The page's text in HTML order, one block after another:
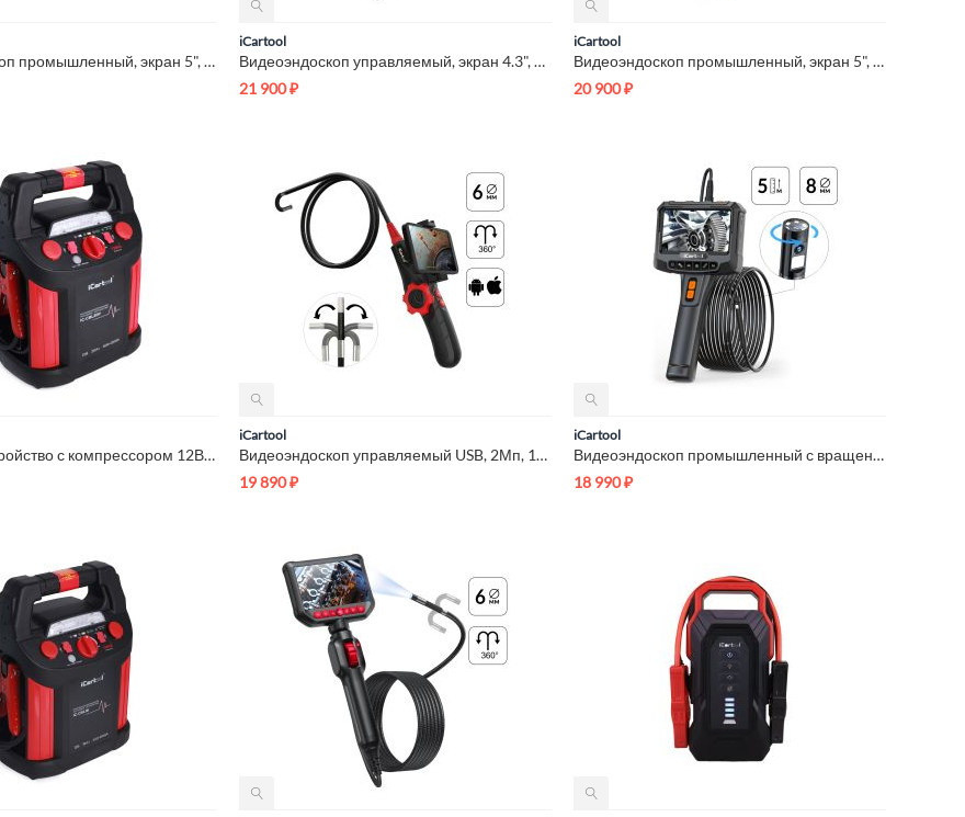
Видеоэндоскоп промышленный, экран 5", 2 камеры, 2Мп, 1920х108...
iCartool
Видеоэндоскоп управляемый, экран 4.3", 2Мп, 1920х1080, 1.5м, ...
21 900₽
iCartool
Видеоэндоскоп промышленный, экран 5", 3 камеры, 2Мп, 1920х108...
20 900₽
Пусковое устройство с компрессором 12В, 20 000 мАч, 600/1200А...
iCartool
Видеоэндоскоп управляемый USB, 2Мп, 1920x1080, 1м, 6мм, 360° ...
19 890₽
iCartool
Видеоэндоскоп промышленный с вращением камеры, экран 5", 2 ка...
18 990₽